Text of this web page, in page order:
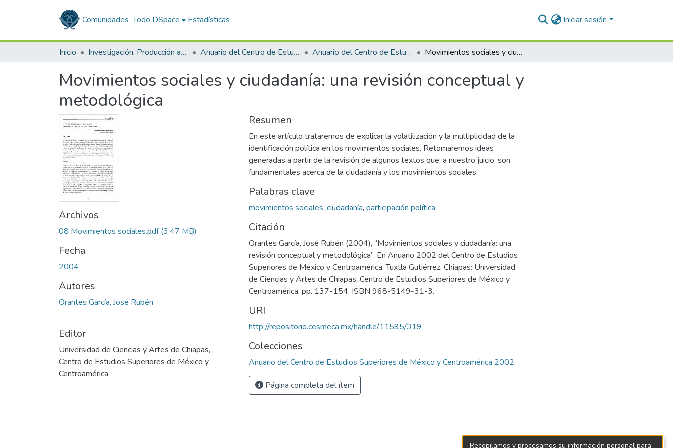
Comunidades Todo DSpace Estadísticas Iniciar sesión
Inicio Investigación. Producción académica Anuario del Centro de Estudios Superiores de México y Centroamérica Anuario del Centro de Estudios Superiores de México y Centroamérica 2002 Movimientos sociales y ciudadanía: una revisión conceptual y metodológica
Movimientos sociales y ciudadanía: una revisión conceptual y
metodológica
Archivos
08 Movimientos sociales.pdf(3.47 MB)
Fecha
2004
Autores
Orantes García, José Rubén
Editor
Universidad de Ciencias y Artes de Chiapas,
Centro de Estudios Superiores de México y
Centroamérica
Resumen
En este artículo trataremos de explicar la volatilización y la multiplicidad de la
identificación política en los movimientos sociales. Retomaremos ideas
generadas a partir de la revisión de algunos textos que, a nuestro juicio, son
fundamentales acerca de la ciudadanía y los movimientos sociales.
Palabras clave
movimientos sociales, ciudadanía, participación política
Citación
Orantes García, José Rubén (2004), “Movimientos sociales y ciudadanía: una
revisión conceptual y metodológica”. En Anuario 2002 del Centro de Estudios
Superiores de México y Centroamérica. Tuxtla Gutiérrez, Chiapas: Universidad
de Ciencias y Artes de Chiapas, Centro de Estudios Superiores de México y
Centroamérica, pp. 137-154. ISBN 968-5149-31-3.
URI
http://repositorio.cesmeca.mx/handle/11595/319
Colecciones
Anuario del Centro de Estudios Superiores de México y Centroamérica 2002
Página completa del ítem
Recopilamos y procesamos su información personal para